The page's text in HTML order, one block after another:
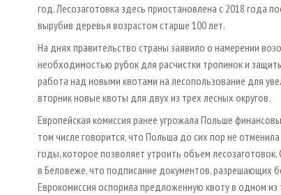
год. Лесозаготовка здесь приостановлена с 2018 года
вырубив деревья возрастом старше 100 лет.
На днях правительство страны заявило о намерении
необходимостью рубок для расчистки тропинок и
работа над новыми квотами на лесопользование для
вторник новые квоты для двух из трех лесных округов.
Европейская комиссия ранее угрожала Польше
том числе говорится, что Польша до сих пор не
годы, которое позволяет утроить объем
в Беловеже, что подписание документов, разрешающих
Еврокомиссия оспорила предложенную квоту в одном